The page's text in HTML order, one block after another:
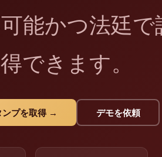
能かつ法廷
できます。
ンプを取得 → デモを依頼